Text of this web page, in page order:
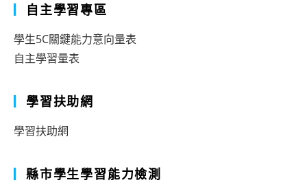
自主學習專區
學生5C關鍵能力意向量表
自主學習量表
學習扶助網
學習扶助網
縣市學生學習能力檢測